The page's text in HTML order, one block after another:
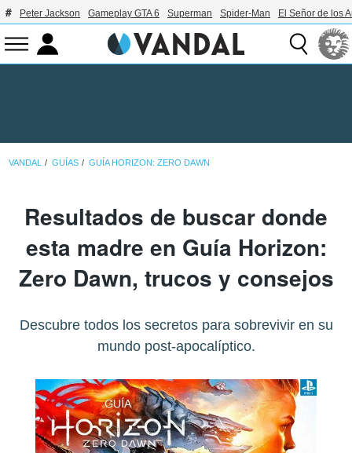
Peter Jackson Gameplay GTA 6 Superman Spider-Man El Señor de los
VANDAL GUÍAS GUÍA HORIZON: ZERO DAWN
Resultados de buscar donde
esta madre en Guía Horizon:
Zero Dawn, trucos y consejos
Descubre todos los secretos para sobrevivir en su
mundo post-apocalíptico.